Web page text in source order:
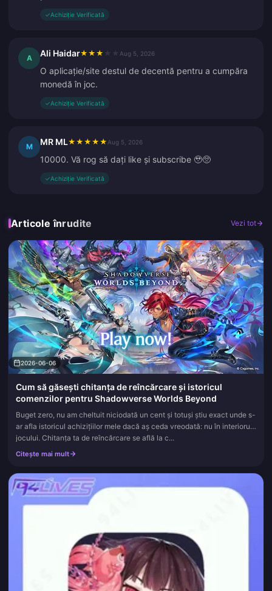
✓Achiziție Verificată
A Ali Haidar★ ★ ★ Aug 5, 2026
O aplicație/site destul de decentă pentru a cumpăra
monedă în joc.
✓Achiziție Verificată
M MR ML★ ★ ★ ★ ★ Aug 5, 2026
10000. Vă rog să dați like și subscribe 🥹🥺
✓Achiziție Verificată
Articole înrudite Vezi tot
2026-06-06
Cum să găsești chitanța de reîncărcare și istoricul
comenzilor pentru Shadowverse Worlds Beyond
Buget zero, nu am cheltuit niciodată un cent și totuși știu exact unde s-
ar afla istoricul achizițiilor mele dacă aș ceda vreodată: nu în interiorul
jocului. Chitanța ta de reîncărcare se află la c...
Citește mai mult